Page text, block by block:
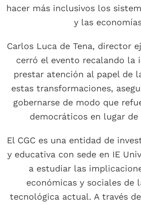
hacer más inclusivos los
y las
Carlos Luca de Tena, director
cerró el evento recalando la
prestar atención al papel de
estas transformaciones,
gobernarse de modo que
democráticos en lugar de
El CGC es una entidad de
y educativa con sede en IE
a estudiar las
económicas y sociales de
tecnológica actual. A través